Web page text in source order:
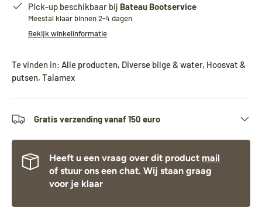
Pick-up beschikbaar bij Bateau Bootservice
Meestal klaar binnen 2-4 dagen
Bekijk winkelinformatie
Te vinden in: Alle producten, Diverse bilge & water, Hoosvat &
putsen, Talamex
Gratis verzending vanaf 150 euro
Heeft u een vraag over dit product mail
of stuur ons een chat. Wij staan graag
voor je klaar